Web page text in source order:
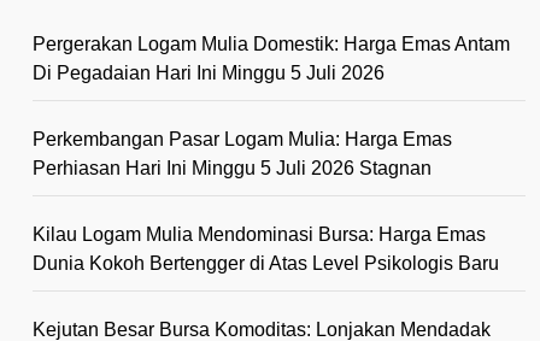
Pergerakan Logam Mulia Domestik: Harga Emas Antam
Di Pegadaian Hari Ini Minggu 5 Juli 2026
Perkembangan Pasar Logam Mulia: Harga Emas
Perhiasan Hari Ini Minggu 5 Juli 2026 Stagnan
Kilau Logam Mulia Mendominasi Bursa: Harga Emas
Dunia Kokoh Bertengger di Atas Level Psikologis Baru
Kejutan Besar Bursa Komoditas: Lonjakan Mendadak